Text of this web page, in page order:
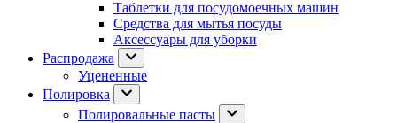
Таблетки для посудомоечных машин
Средства для мытья посуды
Аксессуары для уборки
Распродажа
Уцененные
Полировка
Полировальные пасты